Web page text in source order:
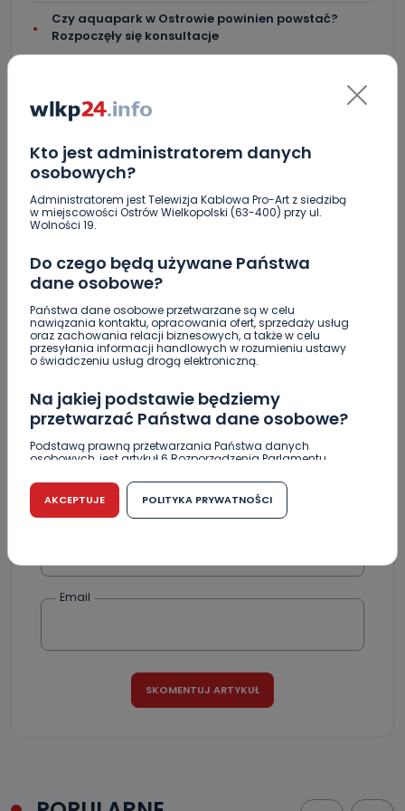
Kto jest administratorem danych
osobowych?
Administratorem jest Telewizja Kablowa Pro-Art z siedzibą
w miejscowości Ostrów Wielkopolski (63-400) przy ul.
Wolności 19.
Do czego będą używane Państwa
dane osobowe?
Państwa dane osobowe przetwarzane są w celu
nawiązania kontaktu, opracowania ofert, sprzedaży usług
oraz zachowania relacji biznesowych, a także w celu
przesyłania informacji handlowych w rozumieniu ustawy
o świadczeniu usług drogą elektroniczną.
Na jakiej podstawie będziemy
przetwarzać Państwa dane osobowe?
Podstawą prawną przetwarzania Państwa danych
osobowych, jest artykuł 6 Rozporządzenia Parlamentu
r. w sprawie ochrony osób fizycznych w związku z
przetwarzaniem danych osobowych w sprawie
swobodnego przepływu takich danych oraz uchylenia
dyrektywy 95/46/WE (RODO).
Czy jest możliwość cofnięcia zgody?
wymogiem ustawowym lub umownym oraz nie stanowi
dokonać w dowolny, wybrany sposób (e-mail, poczta
Kablowej Pro-Art z siedzibą w miejscowości Ostrów
Wielkopolski (63-400) przy ul. Wolności 19.
przekazuje Państwa danych osobowych podmiotom
AKCEPTUJE POLITYKA PRYWATNOŚCI
Czy aquapark w Ostrowie powinien powstać?
Rozpoczęły się konsultacje
Skomentuj ten wpis jako pierwszy!
DOŁĄCZ DO DYSKUSJI
DODAJ SWÓJ KOMENTARZ
Wiadomość
Podpis
Email